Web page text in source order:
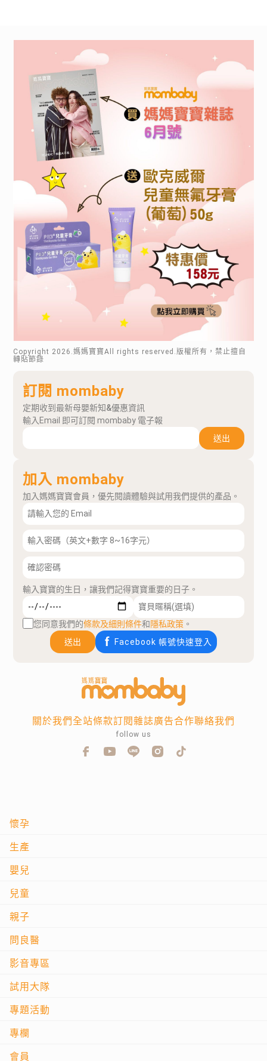
Copyright 2026 .媽媽寶寶All rights reserved.版權所有，禁止擅自
轉貼節錄
訂閱 mombaby
定期收到最新母嬰新知&優惠資訊
輸入Email 即可訂閱 mombaby 電子報
送出
加入 mombaby
加入媽媽寶寶會員，優先閱讀體驗與試用我們提供的產品。
輸入寶寶的生日，讓我們記得寶寶重要的日子。
您同意我們的條款及細則條件和隱私政策 。
送出
Facebook 帳號快速登入
懷孕
生產
嬰兒
兒童
親子
問良醫
影音專區
試用大隊
專題活動
專欄
會員
關於我們全站條款訂閱雜誌廣告合作聯絡我們
follow us